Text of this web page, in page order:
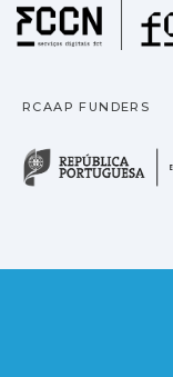
RCAAP FUNDERS